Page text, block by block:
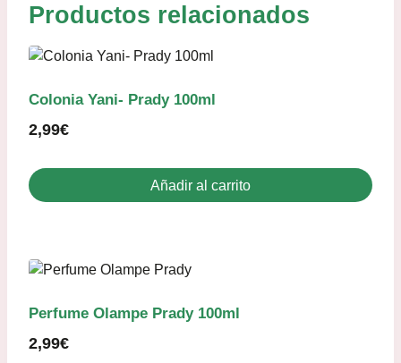
Productos relacionados
Colonia Yani- Prady 100ml
2,99€
Añadir al carrito
Perfume Olampe Prady 100ml
2,99€